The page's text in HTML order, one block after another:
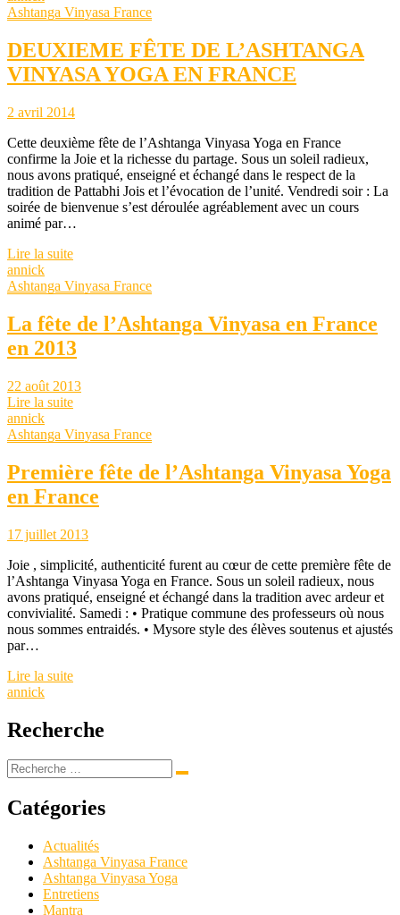
Ashtanga Vinyasa France
DEUXIEME FÊTE DE L’ASHTANGA
VINYASA YOGA EN FRANCE
2 avril 2014
Cette deuxième fête de l’Ashtanga Vinyasa Yoga en France
confirme la Joie et la richesse du partage. Sous un soleil radieux,
nous avons pratiqué, enseigné et échangé dans le respect de la
tradition de Pattabhi Jois et l’évocation de l’unité. Vendredi soir : La
soirée de bienvenue s’est déroulée agréablement avec un cours
animé par…
Lire la suite
annick
Ashtanga Vinyasa France
La fête de l’Ashtanga Vinyasa en France
en 2013
22 août 2013
Lire la suite
annick
Ashtanga Vinyasa France
Première fête de l’Ashtanga Vinyasa Yoga
en France
17 juillet 2013
Joie , simplicité, authenticité furent au cœur de cette première fête de
l’Ashtanga Vinyasa Yoga en France. Sous un soleil radieux, nous
avons pratiqué, enseigné et échangé dans la tradition avec ardeur et
convivialité. Samedi : • Pratique commune des professeurs où nous
nous sommes entraidés. • Mysore style des élèves soutenus et ajustés
par…
Lire la suite
annick
Recherche
Catégories
Actualités
Ashtanga Vinyasa France
Ashtanga Vinyasa Yoga
Entretiens
Mantra